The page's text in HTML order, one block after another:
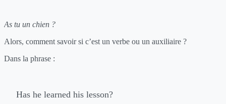
As tu un chien ?
Alors, comment savoir si c’est un verbe ou un auxiliaire ?
Dans la phrase :
Has he learned his lesson?